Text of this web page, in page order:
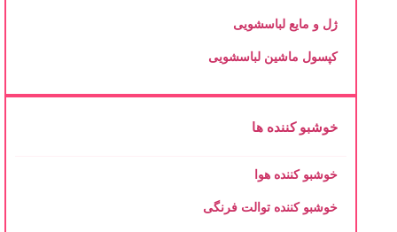
ژل و مایع لباسشویی
کپسول ماشین لباسشویی
خوشبو کننده ها
خوشبو کننده هوا
خوشبو کننده توالت فرنگی